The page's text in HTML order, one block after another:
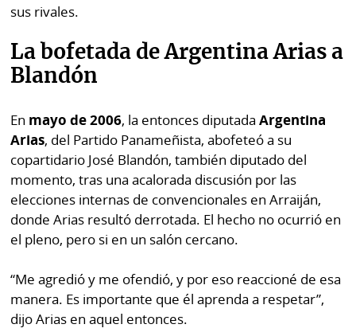
sus rivales.
La bofetada de Argentina Arias a
Blandón
En mayo de 2006, la entonces diputadaArgentina
Arias, del Partido Panameñista, abofeteó a su
copartidario José Blandón, también diputado del
momento, tras una acalorada discusión por las
elecciones internas de convencionales en Arraiján,
donde Arias resultó derrotada. El hecho no ocurrió en
el pleno, pero si en un salón cercano.
“Me agredió y me ofendió, y por eso reaccioné de esa
manera. Es importante que él aprenda a respetar”,
dijo Arias en aquel entonces.